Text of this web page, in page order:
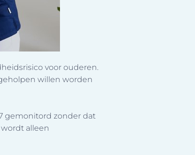
voor ouderen.
willen worden
gemonitord zonder dat
alleen